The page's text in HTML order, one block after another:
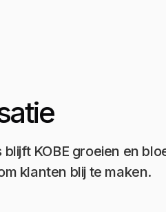
KOBE groeien en
klanten blij te maken.